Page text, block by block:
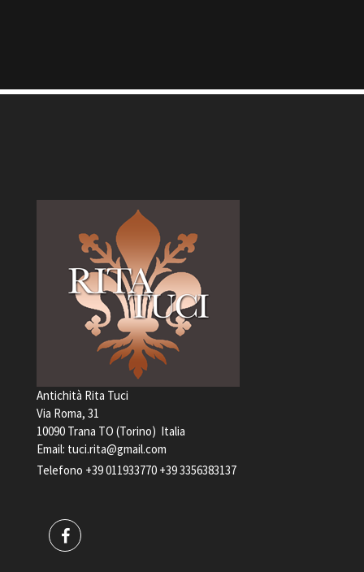
Antichità Rita Tuci
Via Roma, 31
10090 Trana TO (Torino) Italia
Email: tuci.rita@gmail.com
Telefono +39 011933770 +39 3356383137